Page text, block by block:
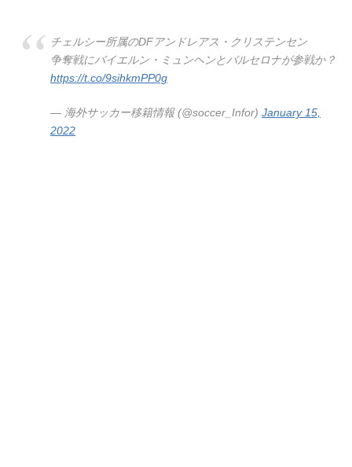
チェルシー所属のDFアンドレアス・クリステンセン
争奪戦にバイエルン・ミュンヘンとバルセロナが参戦か？
https://t.co/9sihkmPP0g
— 海外サッカー移籍情報 (@soccer_Infor) January 15,
2022